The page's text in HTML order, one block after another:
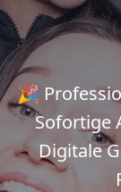
🎉
Sofortige
Digitale